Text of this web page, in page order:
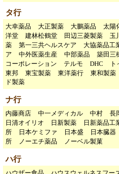
タ行
大幸薬品 大正製薬 大鵬薬品 太陽
洋堂
建林松鶴堂 田辺三菱製薬 玉
薬
第一三共ヘルスケア 大協薬品工
ア
中外医薬生産 中部薬品 築田三
コーポレーション
テルモ DHC
東邦
東宝製薬 東洋薬行 東和製薬
ド製薬
ナ行
内藤商店 中一メディカル 中村 長
日清オイリオ
日新製薬 日新薬品工
所
日本ケミファ 日本盛 日本臓器
所
ノーエチ薬品 ノーベル製菓
ハ行